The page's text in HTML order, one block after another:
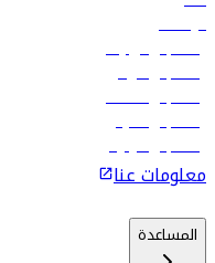
الوظائف
رحلات إلى تبيليسي
رحلات إلى الرياض
رحلات إلى مسقط
رحلات إلى ماليه
رحلات إلى كولومبو
معلومات عنا
المساعدة